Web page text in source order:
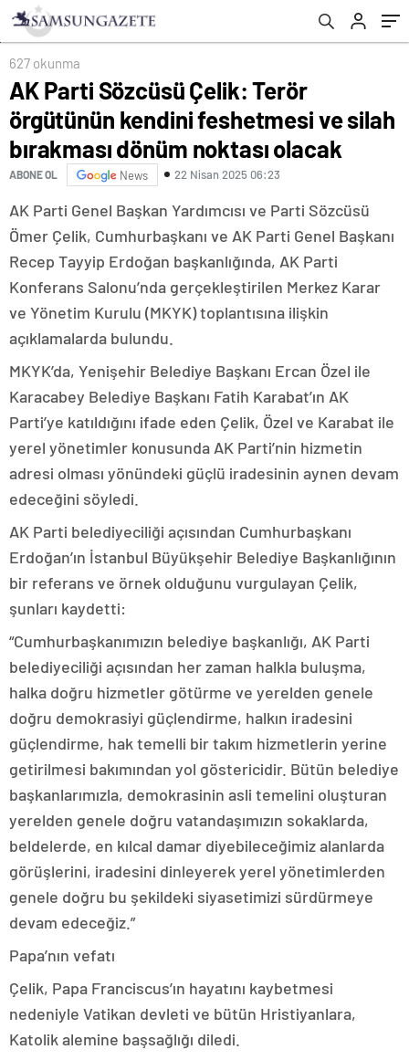
dönüm noktası olacak
627 okunma
AK Parti Sözcüsü Çelik: Terör
örgütünün kendini feshetmesi ve silah
bırakması dönüm noktası olacak
ABONE OL News 22 Nisan 2025 06:23
AK Parti Genel Başkan Yardımcısı ve Parti Sözcüsü
Ömer Çelik, Cumhurbaşkanı ve AK Parti Genel Başkanı
Recep Tayyip Erdoğan başkanlığında, AK Parti
Konferans Salonu’nda gerçekleştirilen Merkez Karar
ve Yönetim Kurulu (MKYK) toplantısına ilişkin
açıklamalarda bulundu.
MKYK’da, Yenişehir Belediye Başkanı Ercan Özel ile
Karacabey Belediye Başkanı Fatih Karabat’ın AK
Parti’ye katıldığını ifade eden Çelik, Özel ve Karabat ile
yerel yönetimler konusunda AK Parti’nin hizmetin
adresi olması yönündeki güçlü iradesinin aynen devam
edeceğini söyledi.
AK Parti belediyeciliği açısından Cumhurbaşkanı
Erdoğan’ın İstanbul Büyükşehir Belediye Başkanlığının
bir referans ve örnek olduğunu vurgulayan Çelik,
şunları kaydetti:
“Cumhurbaşkanımızın belediye başkanlığı, AK Parti
belediyeciliği açısından her zaman halkla buluşma,
halka doğru hizmetler götürme ve yerelden genele
doğru demokrasiyi güçlendirme, halkın iradesini
güçlendirme, hak temelli bir takım hizmetlerin yerine
getirilmesi bakımından yol göstericidir. Bütün belediye
başkanlarımızla, demokrasinin asli temelini oluşturan
yerelden genele doğru vatandaşımızın sokaklarda,
beldelerde, en kılcal damar diyebileceğimiz alanlarda
görüşlerini, iradesini dinleyerek yerel yönetimlerden
genele doğru bu şekildeki siyasetimizi sürdürmeye
devam edeceğiz.”
Papa’nın vefatı
Çelik, Papa Franciscus’ın hayatını kaybetmesi
nedeniyle Vatikan devleti ve bütün Hristiyanlara,
Katolik alemine başsağlığı diledi.